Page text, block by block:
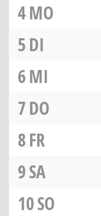
4MO
5DI
6MI
7DO
8FR
9SA
10SO